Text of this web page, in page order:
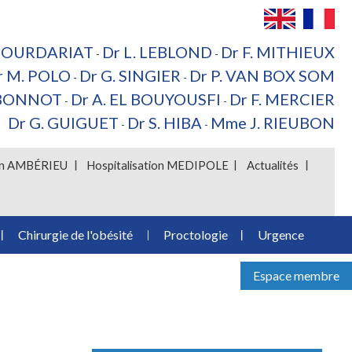
- Dr L. LEBLOND - Dr F. MITHIEUX
M. POLO - Dr G. SINGIER - Dr P. VAN BOX SOM
- Dr A. EL BOUYOUSFI - Dr F. MERCIER
Dr G. GUIGUET - Dr S. HIBA - Mme J. RIEUBON
AMBÉRIEU Hospitalisation MEDIPOLE Actualités
Chirurgie de l'obésité Proctologie Urgence
Espace membre